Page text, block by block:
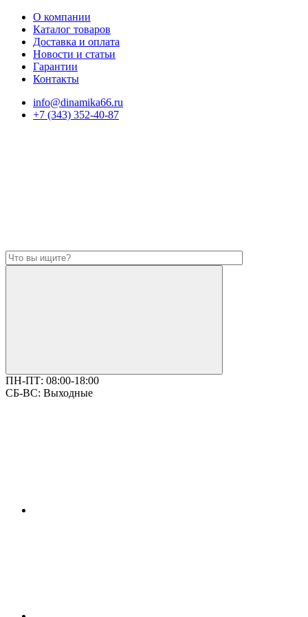
О компании
Каталог товаров
Доставка и оплата
Новости и статьи
Гарантии
Контакты
info@dinamika66.ru
+7 (343) 352-40-87
ПН-ПТ: 08:00-18:00
СБ-ВС: Выходные